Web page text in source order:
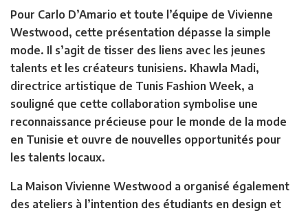
Pour Carlo D’Amario et toute l’équipe de Vivienne
Westwood, cette présentation dépasse la simple
mode. Il s’agit de tisser des liens avec les jeunes
talents et les créateurs tunisiens. Khawla Madi,
directrice artistique de Tunis Fashion Week, a
souligné que cette collaboration symbolise une
reconnaissance précieuse pour le monde de la mode
en Tunisie et ouvre de nouvelles opportunités pour
les talents locaux.
La Maison Vivienne Westwood a organisé également
des ateliers à l’intention des étudiants en design et